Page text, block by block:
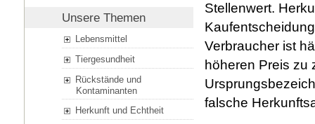
Unsere Themen
Lebensmittel
Tiergesundheit
Rückstände und
Kontaminanten
Herkunft und Echtheit
Stellenwert.
Verbraucher ist
höheren Preis zu
falsche